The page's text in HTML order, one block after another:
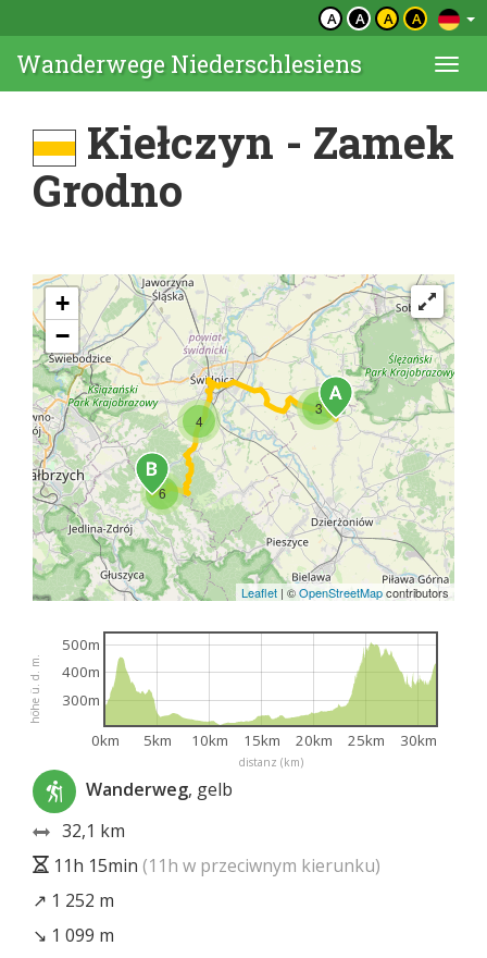
A A A A
Wanderwege Niederschlesiens
Kiełczyn - Zamek
Grodno
6
4
3
+
−
Leaflet | ©OpenStreetMapcontributors
distanz (km)
höhe ü. d. m.
0km 5km 10km 15km 20km 25km 30km
300m
400m
500m
Wanderweg, gelb
32,1 km
11h 15min (11h w przeciwnym kierunku)
↗ 1 252 m
↘ 1 099 m